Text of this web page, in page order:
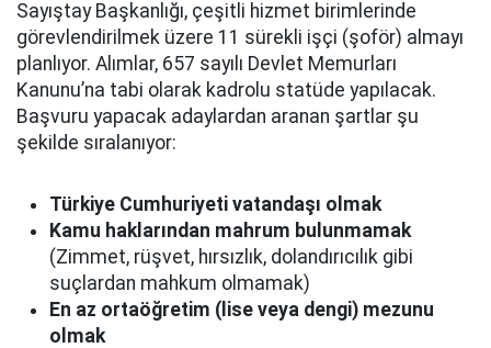
Sayıştay Başkanlığı, çeşitli hizmet birimlerinde
görevlendirilmek üzere 11 sürekli işçi (şoför) almayı
planlıyor. Alımlar, 657 sayılı Devlet Memurları
Kanunu’na tabi olarak kadrolu statüde yapılacak.
Başvuru yapacak adaylardan aranan şartlar şu
şekilde sıralanıyor:
Türkiye Cumhuriyeti vatandaşı olmak
Kamu haklarından mahrum bulunmamak
(Zimmet, rüşvet, hırsızlık, dolandırıcılık gibi
suçlardan mahkum olmamak)
En az ortaöğretim (lise veya dengi) mezunu
olmak